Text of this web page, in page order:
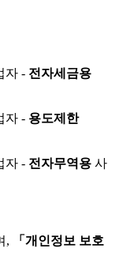
자 - 전자세금용
자 - 용도제한
자 - 전자무역용 사
,
「개인정보 보호